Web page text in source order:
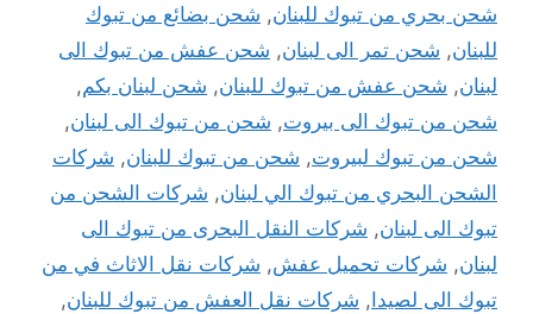
شحن بحري من تبوك للبنان, شحن بضائع من تبوك
للبنان, شحن تمر الى لبنان, شحن عفش من تبوك الى
لبنان, شحن عفش من تبوك للبنان, شحن لبنان بكم,
شحن من تبوك الى بيروت, شحن من تبوك الى لبنان,
شحن من تبوك لبيروت, شحن من تبوك للبنان, شركات
الشحن البحري من تبوك الي لبنان, شركات الشحن من
تبوك الى لبنان, شركات النقل البحرى من تبوك الى
لبنان, شركات تحميل عفش, شركات نقل الاثاث في من
تبوك الى لصيدا , شركات نقل العفش من تبوك للبنان,